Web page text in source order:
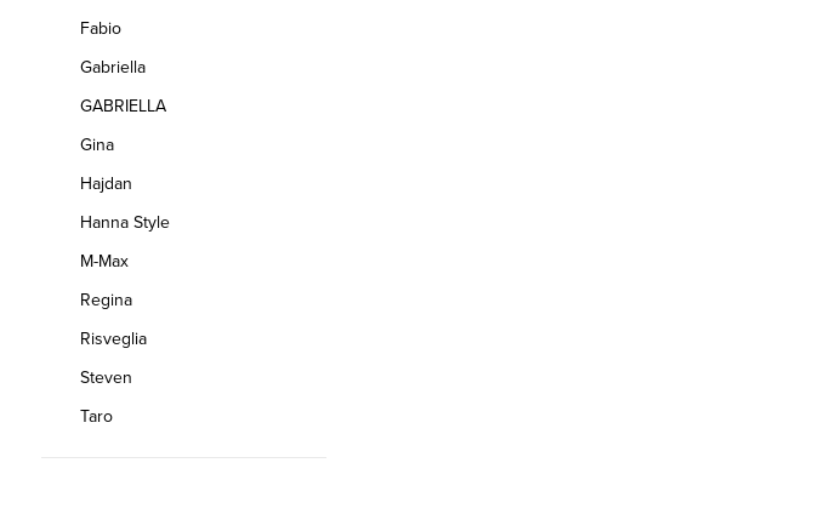
Fabio
Gabriella
GABRIELLA
Gina
Hajdan
Hanna Style
M-Max
Regina
Risveglia
Steven
Taro